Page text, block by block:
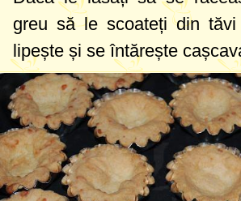
greu să le scoateți din
lipește și se întărește